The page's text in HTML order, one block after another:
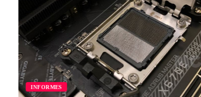
INFORMES